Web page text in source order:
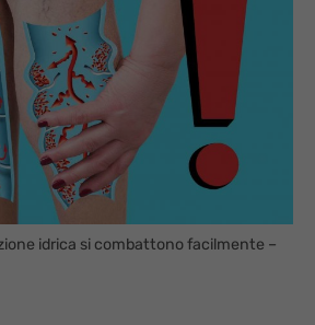
idrica si combattono facilmente –